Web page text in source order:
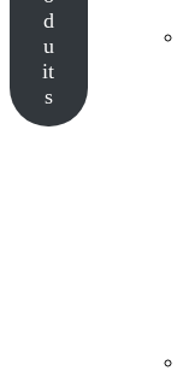
d
u
it
s